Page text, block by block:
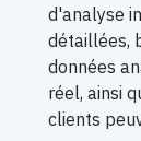
d'analyse
détaillées,
données
réel, ainsi
clients